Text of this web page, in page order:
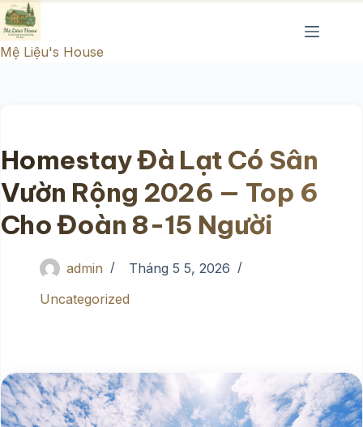
Chuyển
đến
phần
Mệ Liệu's House
Homestay Đà Lạt Có Sân
Vườn Rộng 2026 — Top 6
Cho Đoàn 8-15 Người
admin
Tháng 5 5, 2026
Uncategorized